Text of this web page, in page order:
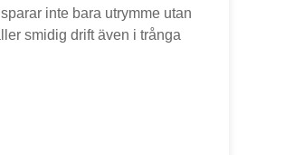
inte bara utrymme utan
smidig drift även i trånga